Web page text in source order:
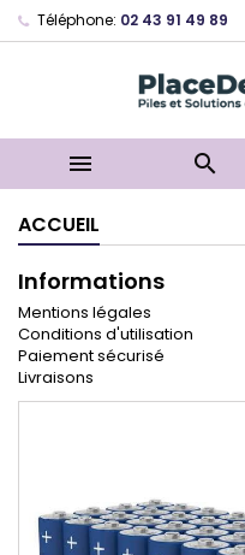
Téléphone: 02 43 91 49 89
 
ACCUEIL
Informations
Mentions légales
Conditions d'utilisation
Paiement sécurisé
Livraisons